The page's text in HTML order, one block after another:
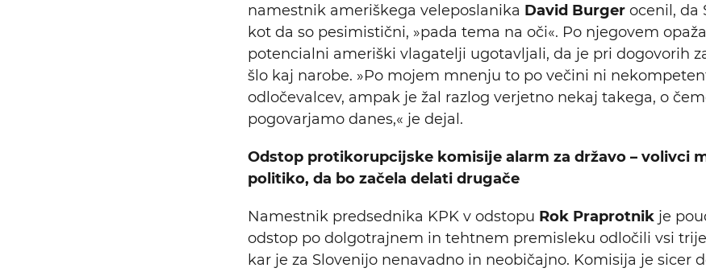
namestnik ameriškega veleposlanika David Burger ocenil, da
kot da so pesimistični, »pada tema na oči«. Po njegovem
potencialni ameriški vlagatelji ugotavljali, da je pri dogovorih
šlo kaj narobe. »Po mojem mnenju to po večini ni
odločevalcev, ampak je žal razlog verjetno nekaj takega, o
pogovarjamo danes,« je dejal.
Odstop protikorupcijske komisije alarm za državo – volivci
politiko, da bo začela delati drugače
Namestnik predsednika KPK v odstopu Rok Praprotnik je
odstop po dolgotrajnem in tehtnem premisleku odločili vsi
kar je za Slovenijo nenavadno in neobičajno. Komisija je sicer